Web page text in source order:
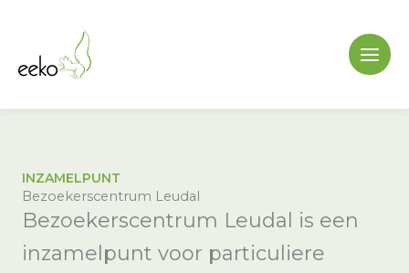
inhoud
INZAMELPUNT
Bezoekerscentrum Leudal
Bezoekerscentrum Leudal is een
inzamelpunt voor particuliere